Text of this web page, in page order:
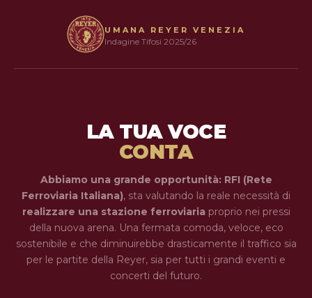
UMANA REYER VENEZIA
Indagine Tifosi 2025/26
LA TUA VOCE
CONTA
Abbiamo una grande opportunità: RFI (Rete
Ferroviaria Italiana), sta valutando la reale necessità di
realizzare una stazione ferroviariaproprio nei pressi
della nuova arena. Una fermata comoda, veloce, eco
sostenibile e che diminuirebbe drasticamente il traffico sia
per le partite della Reyer, sia per tutti i grandi eventi e
concerti del futuro.